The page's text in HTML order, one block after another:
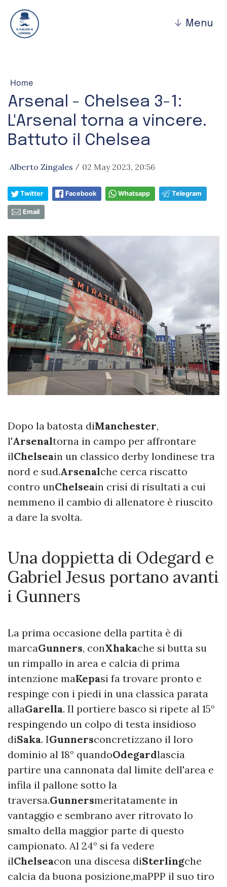
↓ Menu
Home
Arsenal - Chelsea 3-1:
L'Arsenal torna a vincere.
Battuto il Chelsea
Alberto Zingales / 02 May 2023, 20:56
Twitter Facebook Whatsapp Telegram
Email
Dopo la batosta diManchester,
l'Arsenaltorna in campo per affrontare
ilChelseain un classico derby londinese tra
nord e sud.Arsenalche cerca riscatto
contro unChelseain crisi di risultati a cui
nemmeno il cambio di allenatore è riuscito
a dare la svolta.
Una doppietta di Odegard e
Gabriel Jesus portano avanti
i Gunners
La prima occasione della partita è di
marcaGunners, conXhakache si butta su
un rimpallo in area e calcia di prima
intenzione maKepasi fa trovare pronto e
respinge con i piedi in una classica parata
allaGarella. Il portiere basco si ripete al 15°
respingendo un colpo di testa insidioso
diSaka. IGunnersconcretizzano il loro
dominio al 18° quandoOdegardlascia
partire una cannonata dal limite dell'area e
infila il pallone sotto la
traversa.Gunnersmeritatamente in
vantaggio e sembrano aver ritrovato lo
smalto della maggior parte di questo
campionato. Al 24° si fa vedere
ilChelseacon una discesa diSterlingche
calcia da buona posizione,maPPP il suo tiro